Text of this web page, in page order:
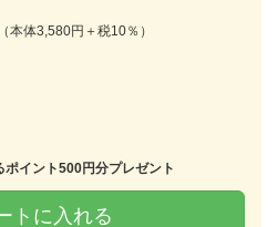
（本体3,580円＋税10％）
ポイント500円分プレゼント
トに入れる